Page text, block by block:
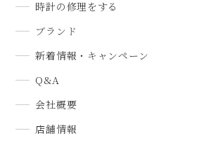
時計の修理をする
ブランド
新着情報・キャンペーン
Q&A
会社概要
店舗情報